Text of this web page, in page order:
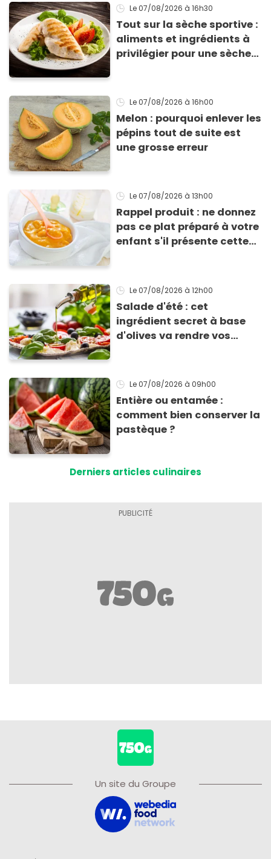
Le 07/08/2026 à 16h30
Tout sur la sèche sportive :
aliments et ingrédients à
privilégier pour une sèche
Le 07/08/2026 à 16h00
Melon : pourquoi enlever les
pépins tout de suite est
une grosse erreur
Le 07/08/2026 à 13h00
Rappel produit : ne donnez
pas ce plat préparé à votre
enfant s'il présente cette
Le 07/08/2026 à 12h00
Salade d'été : cet
ingrédient secret à base
d'olives va rendre vos
Le 07/08/2026 à 09h00
Entière ou entamée :
comment bien conserver la
pastèque ?
Derniers articles culinaires
Un site du Groupe